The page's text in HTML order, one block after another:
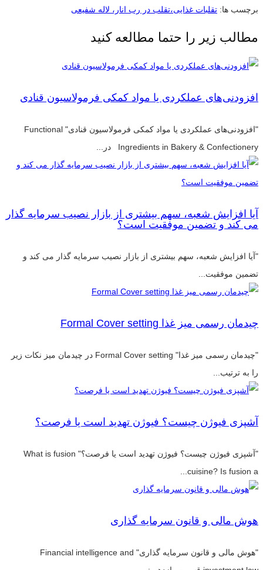
برچسب ها: تقلبات غذایی،تقلب در رب انار، لاله شفیعی
مطالب زیر را حتما مطالعه کنید
افزودنی‌های عملکردی یا مواد کمکی فرمولاسیون قنادی
"افزودنی‌های عملکردی یا مواد کمکی فرمولاسیون قنادی" Functional
Ingredients in Bakery & Confectionery در...
آیا افزایش شعبه، سهم بیشتری از بازار نصیب سرمایه گذار
می کند و تضمین موفقیت است؟
"آیا افزایش شعبه، سهم بیشتری از بازار نصیب سرمایه گذار می کند و
تضمین موفقیت...
چیدمان رسمی میز غذا Formal Cover setting
"چیدمان رسمی میز غذا" Formal Cover setting در چیدمان میز نکات زیر
را به ترتیب...
آشپزی فیوژن چیست؟ فیوژن تهدید است یا فرصت؟
"آشپزی فیوژن چیست؟ فیوژن تهدید است یا فرصت؟" What is fusion
cuisine? Is fusion a...
هوش مالی و قانون سرمایه گذاری
"هوش مالی و قانون سرمایه گذاری" Financial intelligence and